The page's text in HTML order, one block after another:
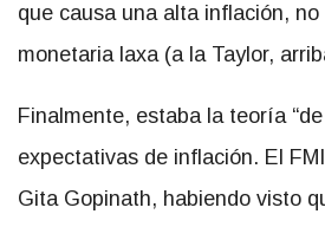
que causa una alta inflación,
monetaria laxa (a la Taylor,
Finalmente, estaba la teoría
expectativas de inflación. El
Gita Gopinath, habiendo visto